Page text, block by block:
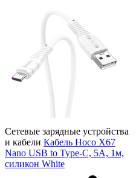
Сетевые зарядные устройства
и кабели Кабель Hoco X67
Nano USB to Type-C, 5А, 1м,
силикон White